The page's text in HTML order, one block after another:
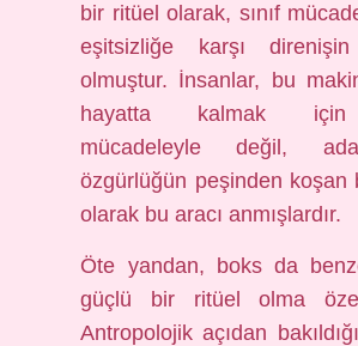
bir ritüel olarak, sınıf
eşitsizliğe karşı
olmuştur. İnsanlar, bu
hayatta kalmak
mücadeleyle değil,
özgürlüğün peşinden koşan
olarak bu aracı anmışlardır.
Öte yandan, boks da
güçlü bir ritüel olma
Antropolojik açıdan